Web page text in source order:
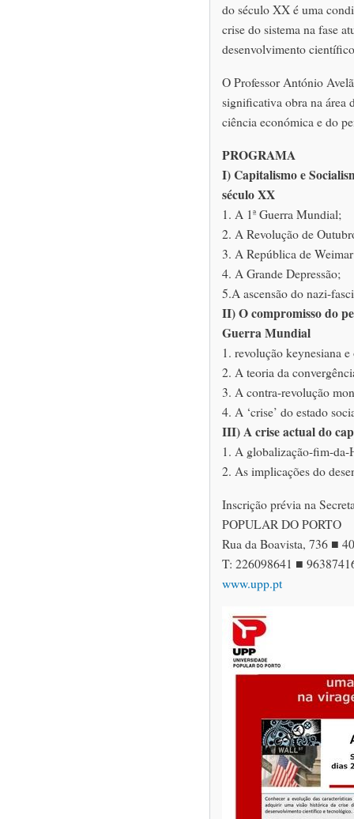
do século XX é uma
crise do sistema na fase
desenvolvimento
O Professor António
significativa obra na área
ciência económica e do
PROGRAMA
I) Capitalismo e
século XX
1. A 1ª Guerra Mundial;
2. A Revolução de
3. A República de
4. A Grande Depressão;
5.A ascensão do nazi-
II) O compromisso do
Guerra Mundial
1. revolução keynesiana
2. A teoria da
3. A contra-revolução
4. A ‘crise’ do estado
III) A crise actual do
1. A globalização-fim-da-
2. As implicações do
Inscrição prévia na
POPULAR DO PORTO
Rua da Boavista, 736 ■
T: 226098641 ■
www.upp.pt